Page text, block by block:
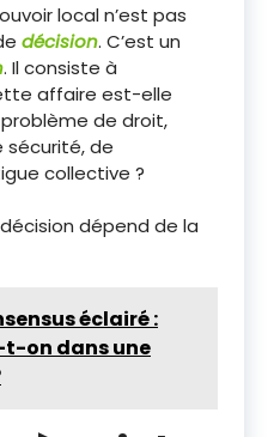
local n’est pas
décision. C’est un
. Il consiste à
affaire est-elle
de droit,
sécurité, de
collective ?
dépend de la
éclairé :
on dans une